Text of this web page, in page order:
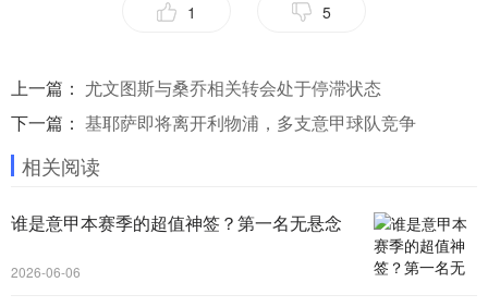
1 5
上一篇： 尤文图斯与桑乔相关转会处于停滞状态
下一篇： 基耶萨即将离开利物浦，多支意甲球队竞争
相关阅读
谁是意甲本赛季的超值神签？第一名无悬念
2026-06-06